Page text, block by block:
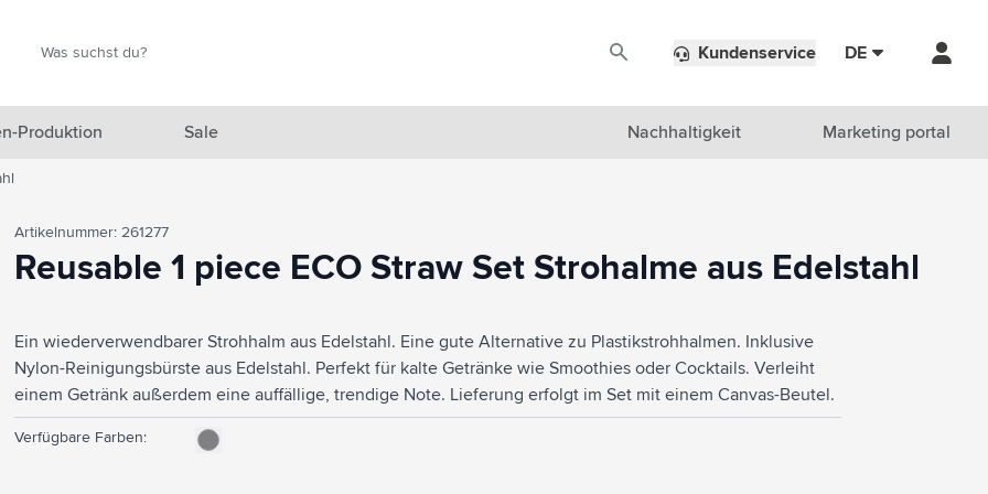
anzeigen
anzeigen
anzeigen
& Reisen anzeigen
& Wohnen anzeigen
anzeigen
Kundenservice DE
Produktion Sale Nachhaltigkeit Marketing portal
Artikelnummer: 261277
Reusable 1 piece ECO Straw Set Strohalme aus Edelstahl
Ein wiederverwendbarer Strohhalm aus Edelstahl. Eine gute Alternative zu Plastikstrohhalmen. Inklusive
Nylon-Reinigungsbürste aus Edelstahl. Perfekt für kalte Getränke wie Smoothies oder Cocktails. Verleiht
einem Getränk außerdem eine auffällige, trendige Note. Lieferung erfolgt im Set mit einem Canvas-Beutel.
Verfügbare Farben: